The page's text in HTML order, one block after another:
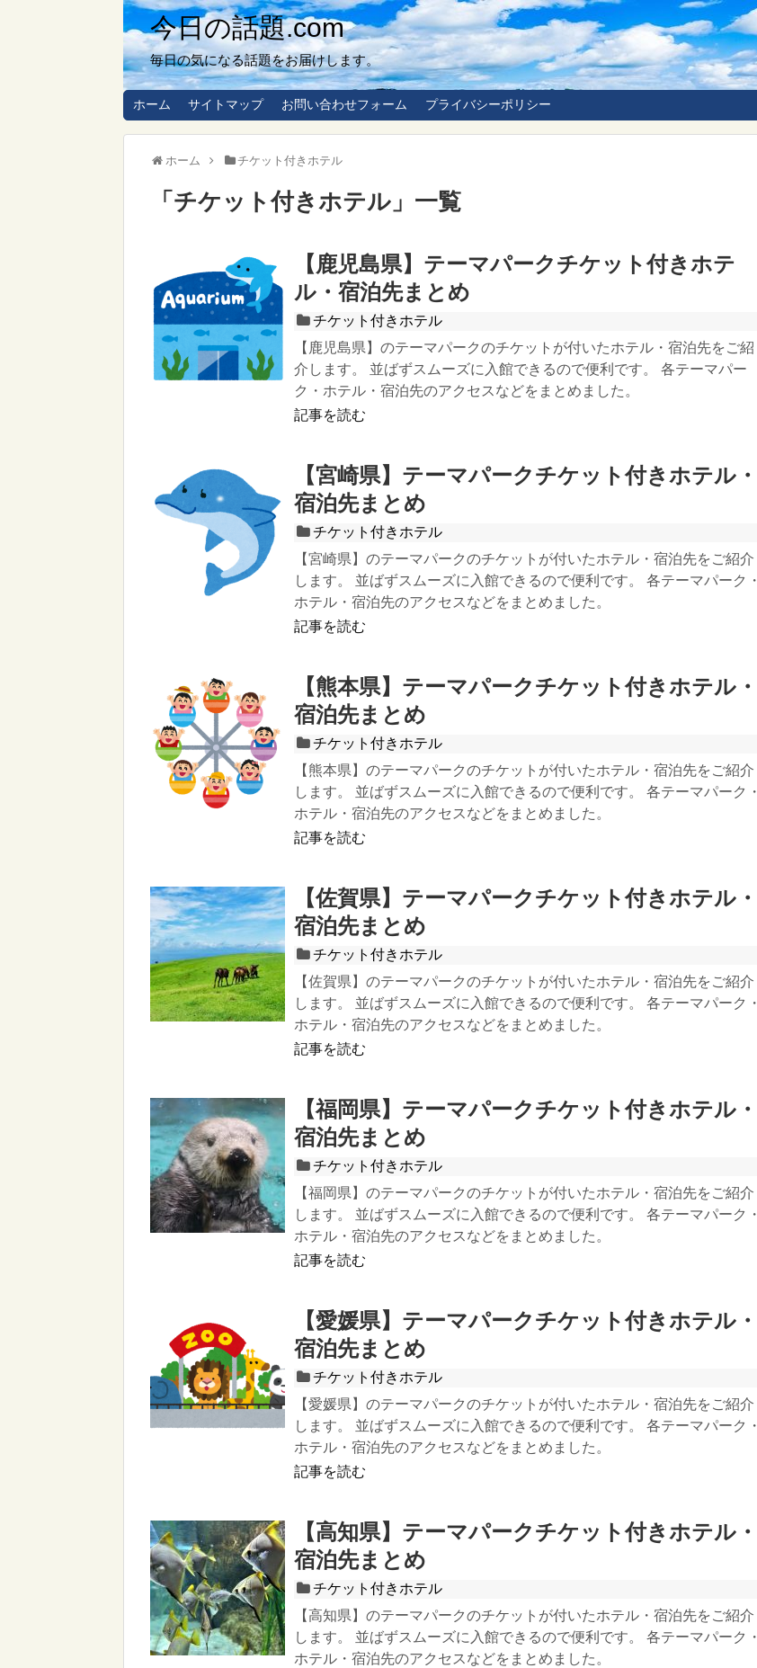
今日の話題.com
毎日の気になる話題をお届けします。
ホーム サイトマップ お問い合わせフォーム プライバシーポリシー
ホーム チケット付きホテル
「 チケット付きホテル 」 一覧
【鹿児島県】テーマパークチケット付きホテ
ル・宿泊先まとめ
チケット付きホテル
【鹿児島県】のテーマパークのチケットが付いたホテル・宿泊先をご紹
介します。 並ばずスムーズに入館できるので便利です。 各テーマパー
ク・ホテル・宿泊先のアクセスなどをまとめました。
記事を読む
【宮崎県】テーマパークチケット付きホテル・
宿泊先まとめ
チケット付きホテル
【宮崎県】のテーマパークのチケットが付いたホテル・宿泊先をご紹介
します。 並ばずスムーズに入館できるので便利です。 各テーマパーク・
ホテル・宿泊先のアクセスなどをまとめました。
記事を読む
【熊本県】テーマパークチケット付きホテル・
宿泊先まとめ
チケット付きホテル
【熊本県】のテーマパークのチケットが付いたホテル・宿泊先をご紹介
します。 並ばずスムーズに入館できるので便利です。 各テーマパーク・
ホテル・宿泊先のアクセスなどをまとめました。
記事を読む
【佐賀県】テーマパークチケット付きホテル・
宿泊先まとめ
チケット付きホテル
【佐賀県】のテーマパークのチケットが付いたホテル・宿泊先をご紹介
します。 並ばずスムーズに入館できるので便利です。 各テーマパーク・
ホテル・宿泊先のアクセスなどをまとめました。
記事を読む
【福岡県】テーマパークチケット付きホテル・
宿泊先まとめ
チケット付きホテル
【福岡県】のテーマパークのチケットが付いたホテル・宿泊先をご紹介
します。 並ばずスムーズに入館できるので便利です。 各テーマパーク・
ホテル・宿泊先のアクセスなどをまとめました。
記事を読む
【愛媛県】テーマパークチケット付きホテル・
宿泊先まとめ
チケット付きホテル
【愛媛県】のテーマパークのチケットが付いたホテル・宿泊先をご紹介
します。 並ばずスムーズに入館できるので便利です。 各テーマパーク・
ホテル・宿泊先のアクセスなどをまとめました。
記事を読む
【高知県】テーマパークチケット付きホテル・
宿泊先まとめ
チケット付きホテル
【高知県】のテーマパークのチケットが付いたホテル・宿泊先をご紹介
します。 並ばずスムーズに入館できるので便利です。 各テーマパーク・
ホテル・宿泊先のアクセスなどをまとめました。